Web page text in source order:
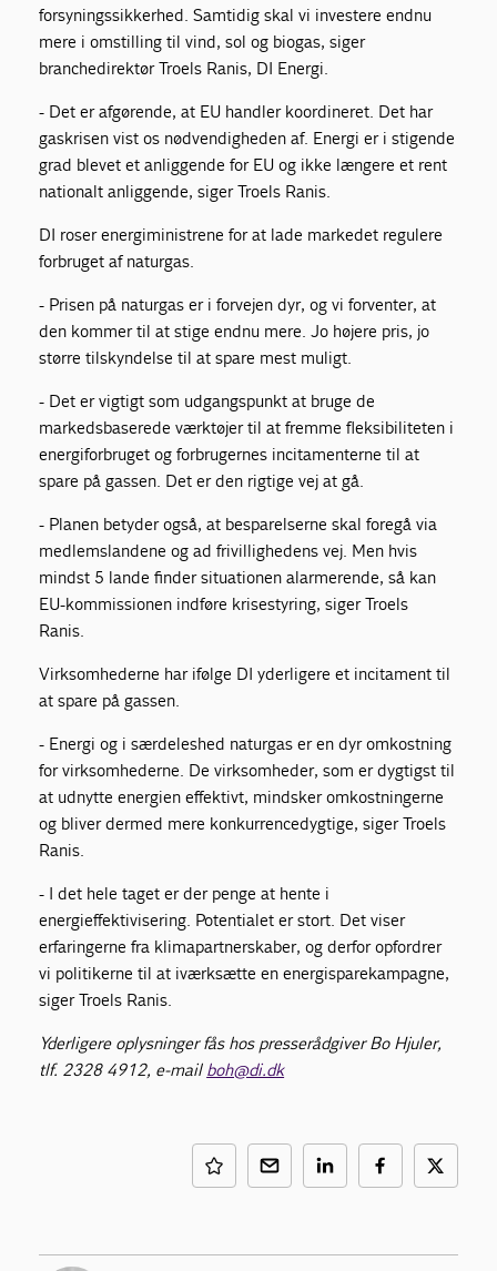
forsyningssikkerhed. Samtidig skal vi investere endnu
mere i omstilling til vind, sol og biogas, siger
branchedirektør Troels Ranis, DI Energi.
- Det er afgørende, at EU handler koordineret. Det har
gaskrisen vist os nødvendigheden af. Energi er i stigende
grad blevet et anliggende for EU og ikke længere et rent
nationalt anliggende, siger Troels Ranis.
DI roser energiministrene for at lade markedet regulere
forbruget af naturgas.
- Prisen på naturgas er i forvejen dyr, og vi forventer, at
den kommer til at stige endnu mere. Jo højere pris, jo
større tilskyndelse til at spare mest muligt.
- Det er vigtigt som udgangspunkt at bruge de
markedsbaserede værktøjer til at fremme fleksibiliteten i
energiforbruget og forbrugernes incitamenterne til at
spare på gassen. Det er den rigtige vej at gå.
- Planen betyder også, at besparelserne skal foregå via
medlemslandene og ad frivillighedens vej. Men hvis
mindst 5 lande finder situationen alarmerende, så kan
EU-kommissionen indføre krisestyring, siger Troels
Ranis.
Virksomhederne har ifølge DI yderligere et incitament til
at spare på gassen.
- Energi og i særdeleshed naturgas er en dyr omkostning
for virksomhederne. De virksomheder, som er dygtigst til
at udnytte energien effektivt, mindsker omkostningerne
og bliver dermed mere konkurrencedygtige, siger Troels
Ranis.
- I det hele taget er der penge at hente i
energieffektivisering. Potentialet er stort. Det viser
erfaringerne fra klimapartnerskaber, og derfor opfordrer
vi politikerne til at iværksætte en energisparekampagne,
siger Troels Ranis.
Yderligere oplysninger fås hos presserådgiver Bo Hjuler,
tlf. 2328 4912, e-mail boh@di.dk